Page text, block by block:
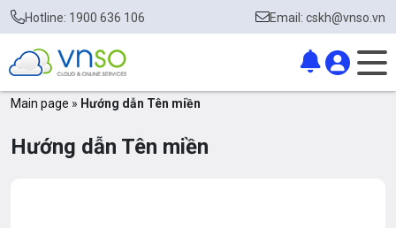
Hotline: 1900 636 106 Email: cskh@vnso.vn
Main page » Hướng dẫn Tên miền
Hướng dẫn Tên miền